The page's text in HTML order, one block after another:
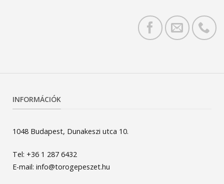
INFORMÁCIÓK
1048 Budapest, Dunakeszi utca 10.
Tel: +36 1 287 6432
E-mail: info@torogepeszet.hu